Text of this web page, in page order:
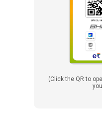
(Click the QR to